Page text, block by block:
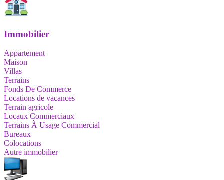
Immobilier
Appartement
Maison
Villas
Terrains
Fonds De Commerce
Locations de vacances
Terrain agricole
Locaux Commerciaux
Terrains À Usage Commercial
Bureaux
Colocations
Autre immobilier